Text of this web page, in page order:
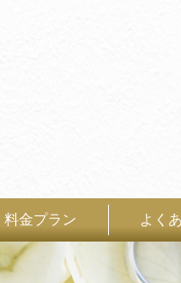
料金プラン よく